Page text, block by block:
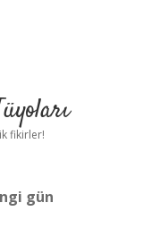
fikirler!
gün